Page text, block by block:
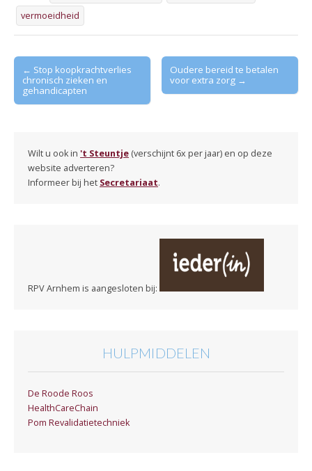
vermoeidheid
Post
navigation
← Stop koopkrachtverlies
chronisch zieken en
gehandicapten
Oudere bereid te betalen
voor extra zorg →
Wilt u ook in 't Steuntje (verschijnt 6x per jaar) en op deze
website adverteren?
Informeer bij het Secretariaat.
RPV Arnhem is aangesloten bij:
HULPMIDDELEN
De Roode Roos
HealthCareChain
Pom Revalidatietechniek